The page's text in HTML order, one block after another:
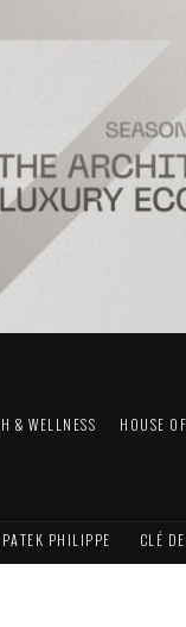
& WELLNESS HOUSE
PATEK PHILIPPE CLÉ